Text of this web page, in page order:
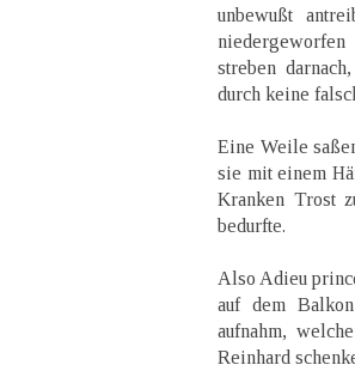
unbewußt
streben
durch keine
Eine Weile
sie mit einem
Kranken Trost
bedurfte.
Also Adieu
auf dem
aufnahm,
Reinhard